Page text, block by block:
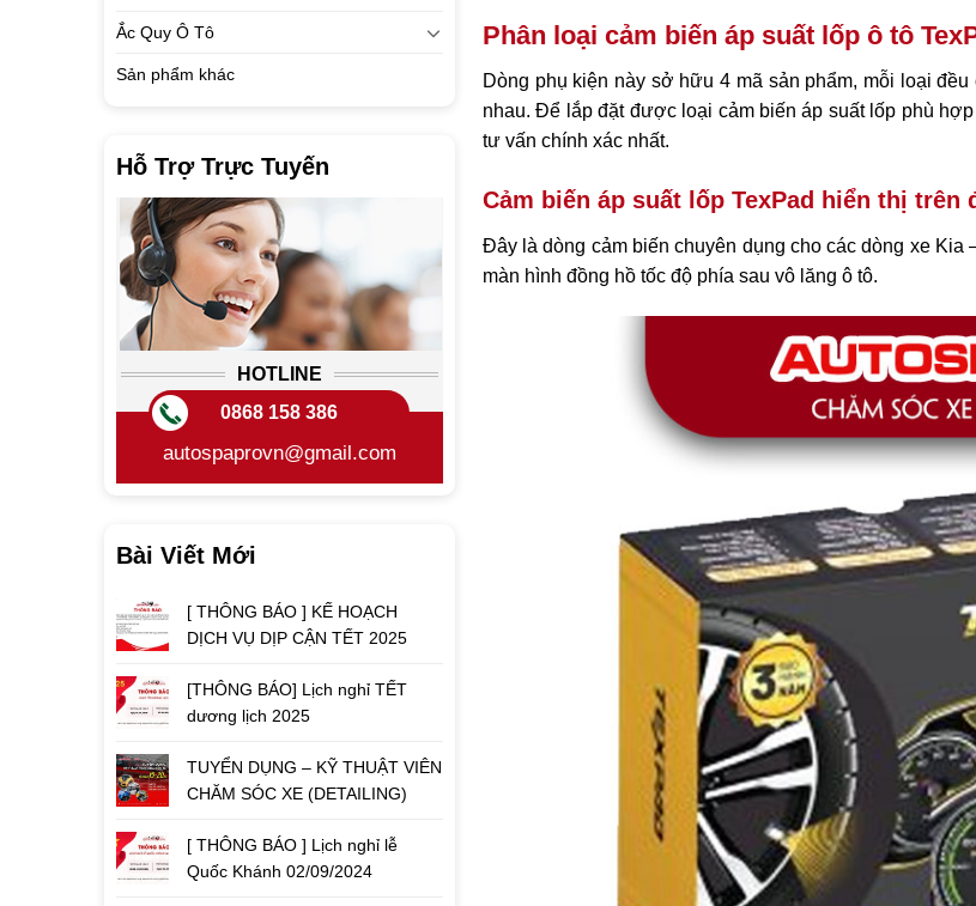
Ắc Quy Ô Tô
Sản phẩm khác
Hỗ Trợ Trực Tuyến
HOTLINE
0868 158 386
autospaprovn@gmail.com
Bài Viết Mới
[ THÔNG BÁO ] KẾ HOẠCH
DỊCH VỤ DỊP CẬN TẾT 2025
[THÔNG BÁO] Lịch nghỉ TẾT
dương lịch 2025
TUYỂN DỤNG – KỸ THUẬT VIÊN
CHĂM SÓC XE (DETAILING)
[ THÔNG BÁO ] Lịch nghỉ lễ
Quốc Khánh 02/09/2024
Phân loại cảm biến áp suất lốp ô tô
Dòng phụ kiện này sở hữu 4 mã sản phẩm, mỗi loại
nhau. Để lắp đặt được loại cảm biến áp suất lốp phù
tư vấn chính xác nhất.
Cảm biến áp suất lốp TexPad hiển thị trên
Đây là dòng cảm biến chuyên dụng cho các dòng xe
màn hình đồng hồ tốc độ phía sau vô lăng ô tô.